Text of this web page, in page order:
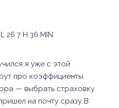
26 7 H 36 MIN
я уже с этой
про коэффициенты
— выбрать страховку
на почту сразу В